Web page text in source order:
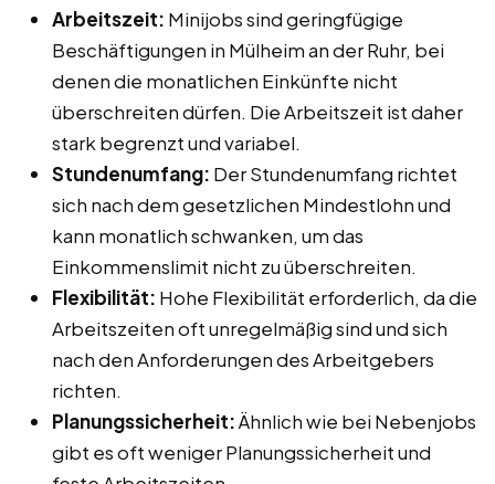
Arbeitszeit: Minijobs sind geringfügige
Beschäftigungen in Mülheim an der Ruhr, bei
denen die monatlichen Einkünfte nicht
überschreiten dürfen. Die Arbeitszeit ist daher
stark begrenzt und variabel.
Stundenumfang: Der Stundenumfang richtet
sich nach dem gesetzlichen Mindestlohn und
kann monatlich schwanken, um das
Einkommenslimit nicht zu überschreiten.
Flexibilität: Hohe Flexibilität erforderlich, da die
Arbeitszeiten oft unregelmäßig sind und sich
nach den Anforderungen des Arbeitgebers
richten.
Planungssicherheit:Ähnlich wie bei Nebenjobs
gibt es oft weniger Planungssicherheit und